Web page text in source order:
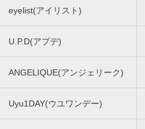
eyelist(アイリスト)
U.P.D(アプデ)
ANGELIQUE(アンジェリーク)
Uyu1DAY(ウユワンデー)